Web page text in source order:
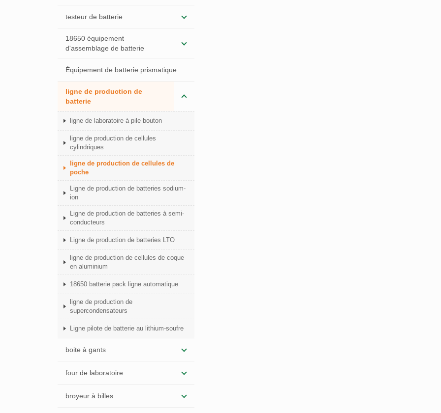
testeur de batterie
18650 équipement
d'assemblage de batterie
Équipement de batterie prismatique
ligne de production de
batterie
ligne de laboratoire à pile bouton
ligne de production de cellules
cylindriques
ligne de production de cellules de
poche
Ligne de production de batteries sodium-
ion
Ligne de production de batteries à semi-
conducteurs
Ligne de production de batteries LTO
ligne de production de cellules de coque
en aluminium
18650 batterie pack ligne automatique
ligne de production de
supercondensateurs
Ligne pilote de batterie au lithium-soufre
boite à gants
four de laboratoire
broyeur à billes